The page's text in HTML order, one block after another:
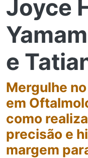
Joyce
e
Mergulhe
em
como
precisão e
margem